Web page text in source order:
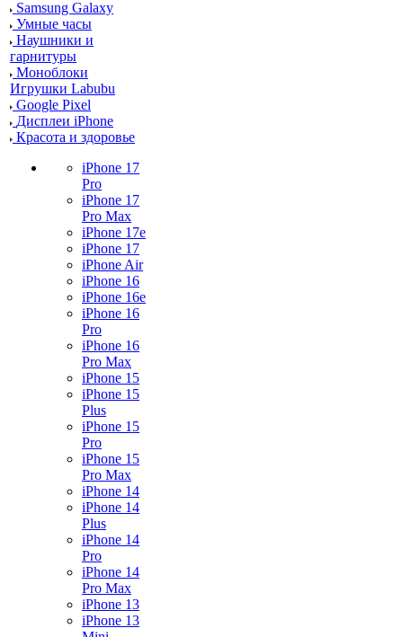
Samsung Galaxy
Умные часы
Наушники и
гарнитуры
Моноблоки
Игрушки Labubu
Google Pixel
Дисплеи iPhone
Красота и здоровье
iPhone 17
Pro
iPhone 17
Pro Max
iPhone 17e
iPhone 17
iPhone Air
iPhone 16
iPhone 16e
iPhone 16
Pro
iPhone 16
Pro Max
iPhone 15
iPhone 15
Plus
iPhone 15
Pro
iPhone 15
Pro Max
iPhone 14
iPhone 14
Plus
iPhone 14
Pro
iPhone 14
Pro Max
iPhone 13
iPhone 13